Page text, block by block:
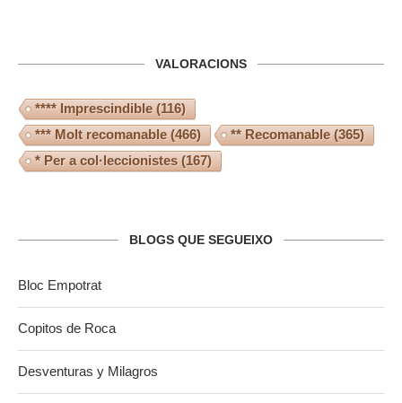
VALORACIONS
**** Imprescindible(116)
*** Molt recomanable(466) ** Recomanable(365)
* Per a col·leccionistes (167)
BLOGS QUE SEGUEIXO
Bloc Empotrat
Copitos de Roca
Desventuras y Milagros